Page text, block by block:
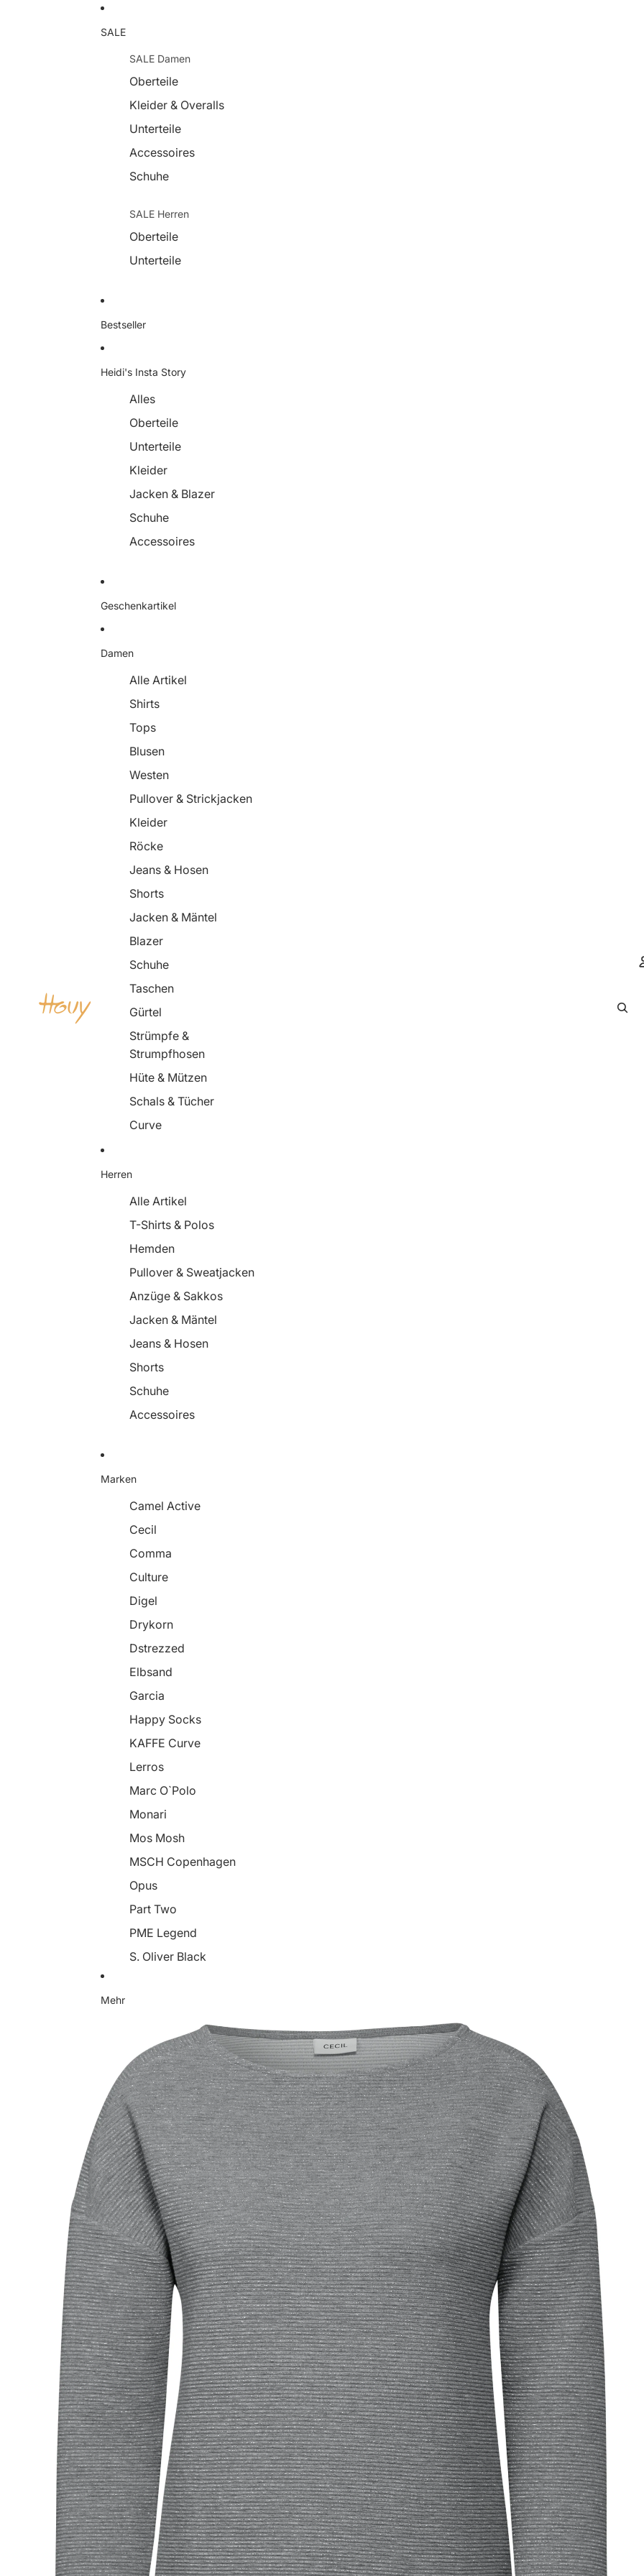
SALE
SALE Damen
Oberteile
Kleider & Overalls
Unterteile
Accessoires
Schuhe
SALE Herren
Oberteile
Unterteile
Bestseller
Heidi's Insta Story
Alles
Oberteile
Unterteile
Kleider
Jacken & Blazer
Schuhe
Accessoires
Geschenkartikel
Damen
Alle Artikel
Shirts
Tops
Blusen
Westen
Pullover & Strickjacken
Kleider
Röcke
Jeans & Hosen
Shorts
Jacken & Mäntel
Blazer
Schuhe
Taschen
Gürtel
Strümpfe &
Strumpfhosen
Hüte & Mützen
Schals & Tücher
Curve
Herren
Alle Artikel
T-Shirts & Polos
Hemden
Pullover & Sweatjacken
Anzüge & Sakkos
Jacken & Mäntel
Jeans & Hosen
Shorts
Schuhe
Accessoires
Marken
Camel Active
Cecil
Comma
Culture
Digel
Drykorn
Dstrezzed
Elbsand
Garcia
Happy Socks
KAFFE Curve
Lerros
Marc O`Polo
Monari
Mos Mosh
MSCH Copenhagen
Opus
Part Two
PME Legend
S. Oliver Black
Tamaris
YaYa
Mehr